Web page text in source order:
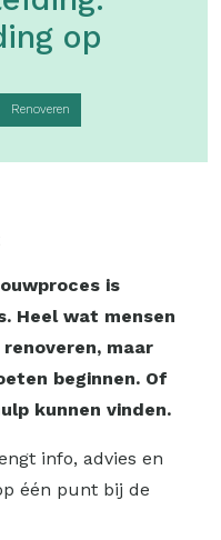
op
Renoveren
is
Heel wat mensen
maar
beginnen. Of
kunnen vinden.
info, advies en
één punt bij de